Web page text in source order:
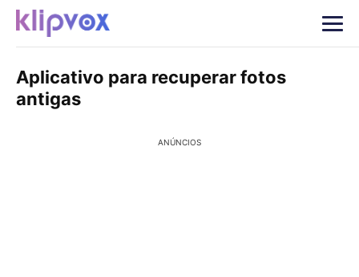
Aplicativo para recuperar fotos
antigas
ANÚNCIOS